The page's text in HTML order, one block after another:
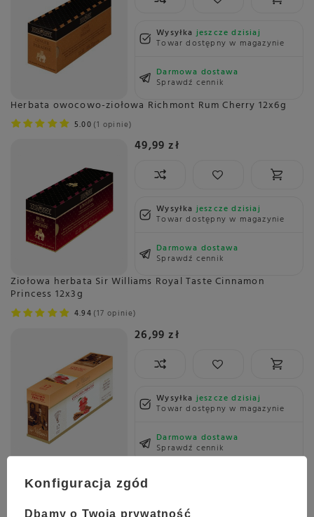
Wysyłkajeszcze dzisiaj
Towar dostępny w magazynie
Darmowa dostawa
Sprawdź cennik
Herbata owocowo-ziołowa Richmont Rum Cherry 12x6g
5.00 1 opinie
49,99 zł
Wysyłkajeszcze dzisiaj
Towar dostępny w magazynie
Darmowa dostawa
Sprawdź cennik
Ziołowa herbata Sir Williams Royal Taste Cinnamon
Princess 12x3g
4.94 17 opinie
26,99 zł
Wysyłkajeszcze dzisiaj
Towar dostępny w magazynie
Darmowa dostawa
Sprawdź cennik
12x2,5g
Konfiguracja zgód
Dbamy o Twoją prywatność